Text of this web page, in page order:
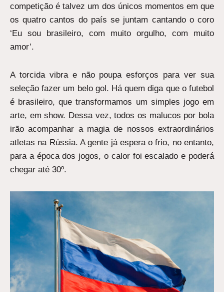
competição é talvez um dos únicos momentos em que
os quatro cantos do país se juntam cantando o coro
‘Eu sou brasileiro, com muito orgulho, com muito
amor’.
A torcida vibra e não poupa esforços para ver sua
seleção fazer um belo gol. Há quem diga que o futebol
é brasileiro, que transformamos um simples jogo em
arte, em show. Dessa vez, todos os malucos por bola
irão acompanhar a magia de nossos extraordinários
atletas na Rússia. A gente já espera o frio, no entanto,
para a época dos jogos, o calor foi escalado e poderá
chegar até 30º.